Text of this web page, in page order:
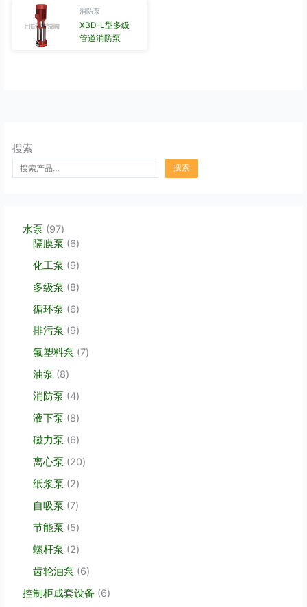
消防泵
XBD-L型多级
管道消防泵
搜索
搜索
水泵 979
7
产
品
隔膜泵 66
产
品
化工泵 99
产
品
多级泵 88
产
品
循环泵 66
产
品
排污泵 99
产
氟塑料泵 77
油泵 88
产
品
消防泵 44
产
品
液下泵 88
产
品
磁力泵 66
产
品
离心泵 202
纸浆泵 22
产
品
自吸泵 77
产
品
节能泵 55
产
品
螺杆泵 22
产
品
齿轮油泵 66
产
控制柜成套设备 66